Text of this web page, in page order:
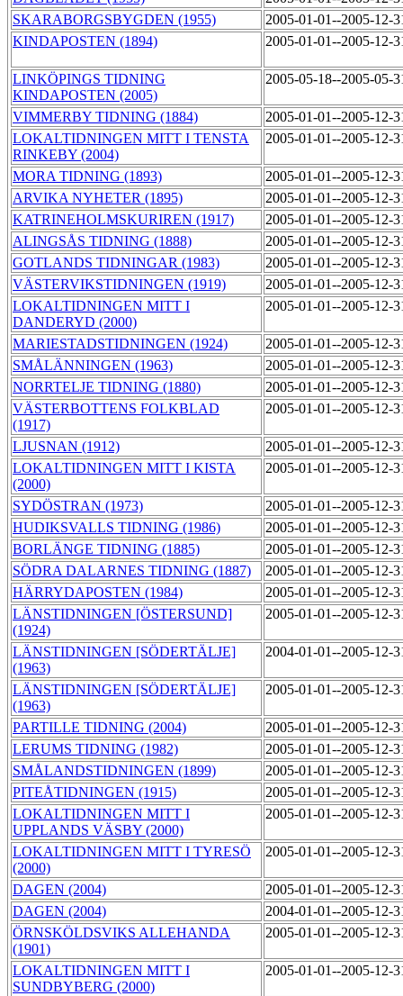
SKARABORGSBYGDEN (1955)
2005-01-01--2005-12-
KINDAPOSTEN (1894)
2005-01-01--2005-12-
LINKÖPINGS TIDNING
KINDAPOSTEN (2005)
2005-05-18--2005-05-
VIMMERBY TIDNING (1884)
2005-01-01--2005-12-
LOKALTIDNINGEN MITT I TENSTA
RINKEBY (2004)
2005-01-01--2005-12-
MORA TIDNING (1893)
2005-01-01--2005-12-
ARVIKA NYHETER (1895)
2005-01-01--2005-12-
KATRINEHOLMSKURIREN (1917)
2005-01-01--2005-12-
ALINGSÅS TIDNING (1888)
2005-01-01--2005-12-
GOTLANDS TIDNINGAR (1983)
2005-01-01--2005-12-
VÄSTERVIKSTIDNINGEN (1919)
2005-01-01--2005-12-
LOKALTIDNINGEN MITT I
DANDERYD (2000)
2005-01-01--2005-12-
MARIESTADSTIDNINGEN (1924)
2005-01-01--2005-12-
SMÅLÄNNINGEN (1963)
2005-01-01--2005-12-
NORRTELJE TIDNING (1880)
2005-01-01--2005-12-
VÄSTERBOTTENS FOLKBLAD
(1917)
2005-01-01--2005-12-
LJUSNAN (1912)
2005-01-01--2005-12-
LOKALTIDNINGEN MITT I KISTA
(2000)
2005-01-01--2005-12-
SYDÖSTRAN (1973)
2005-01-01--2005-12-
HUDIKSVALLS TIDNING (1986)
2005-01-01--2005-12-
BORLÄNGE TIDNING (1885)
2005-01-01--2005-12-
SÖDRA DALARNES TIDNING (1887)
2005-01-01--2005-12-
HÄRRYDAPOSTEN (1984)
2005-01-01--2005-12-
LÄNSTIDNINGEN [ÖSTERSUND]
(1924)
2005-01-01--2005-12-
LÄNSTIDNINGEN [SÖDERTÄLJE]
(1963)
2004-01-01--2005-12-
LÄNSTIDNINGEN [SÖDERTÄLJE]
(1963)
2005-01-01--2005-12-
PARTILLE TIDNING (2004)
2005-01-01--2005-12-
LERUMS TIDNING (1982)
2005-01-01--2005-12-
SMÅLANDSTIDNINGEN (1899)
2005-01-01--2005-12-
PITEÅTIDNINGEN (1915)
2005-01-01--2005-12-
LOKALTIDNINGEN MITT I
UPPLANDS VÄSBY (2000)
2005-01-01--2005-12-
LOKALTIDNINGEN MITT I TYRESÖ
(2000)
2005-01-01--2005-12-
DAGEN (2004)
2005-01-01--2005-12-
DAGEN (2004)
2004-01-01--2005-12-
ÖRNSKÖLDSVIKS ALLEHANDA
(1901)
2005-01-01--2005-12-
LOKALTIDNINGEN MITT I
SUNDBYBERG (2000)
2005-01-01--2005-12-